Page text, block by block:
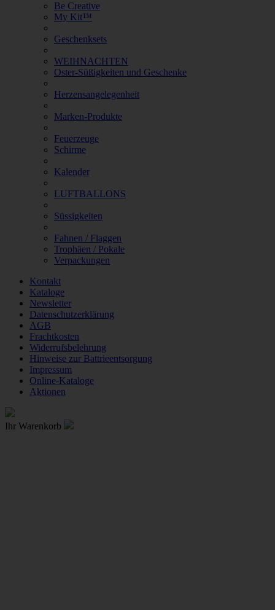
Be Creative
My Kit™
Geschenksets
WEIHNACHTEN
Oster-Süßigkeiten und Geschenke
Herzensangelegenheit
Marken-Produkte
Feuerzeuge
Schirme
Kalender
LUFTBALLONS
Süssigkeiten
Fahnen / Flaggen
Trophäen / Pokale
Verpackungen
Kontakt
Kataloge
Newsletter
Datenschutzerklärung
AGB
Frachtkosten
Widerrufsbelehrung
Hinweise zur Battrieentsorgung
Impressum
Online-Kataloge
Aktionen
Ihr Warenkorb